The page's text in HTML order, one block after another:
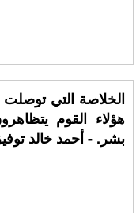
الخلاصة التي توصلت
هؤلاء القوم
بشر. - أحمد خالد